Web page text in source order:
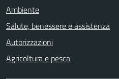
Ambiente
Salute, benessere e assistenza
Autorizzazioni
Agricoltura e pesca